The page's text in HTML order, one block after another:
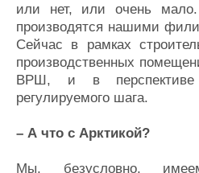
или нет, или очень
производятся нашими
Сейчас в рамках
производственных
ВРШ, и в перспективе
регулируемого шага.
– А что с Арктикой?
Мы, безусловно,